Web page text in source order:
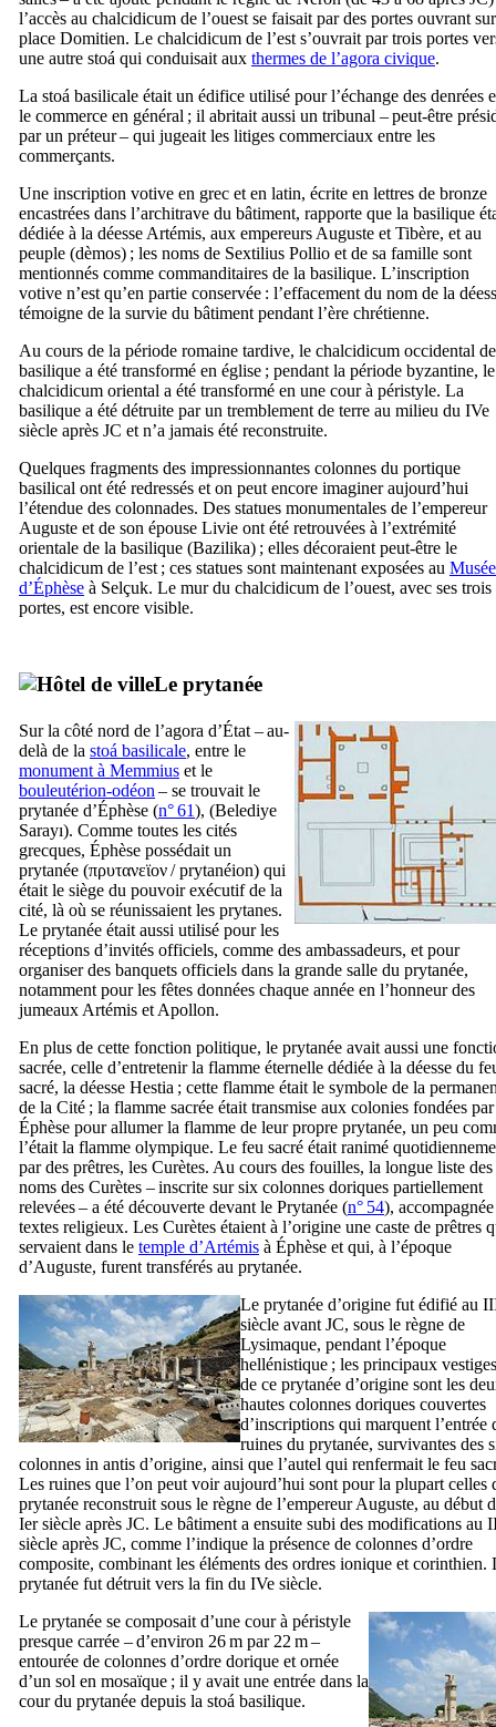
l’accès au chalcidicum de l’ouest se faisait par des portes ouvrant
place Domitien. Le chalcidicum de l’est s’ouvrait par trois portes
une autre stoá qui conduisait aux thermes de l’agora civique.
La stoá basilicale était un édifice utilisé pour l’échange des denrées
le commerce en général ; il abritait aussi un tribunal – peut-être
par un préteur – qui jugeait les litiges commerciaux entre les
commerçants.
Une inscription votive en grec et en latin, écrite en lettres de bronze
encastrées dans l’architrave du bâtiment, rapporte que la basilique
dédiée à la déesse Artémis, aux empereurs Auguste et Tibère, et au
peuple (dèmos) ; les noms de Sextilius Pollio et de sa famille sont
mentionnés comme commanditaires de la basilique. L’inscription
votive n’est qu’en partie conservée : l’effacement du nom de la
témoigne de la survie du bâtiment pendant l’ère chrétienne.
Au cours de la période romaine tardive, le chalcidicum occidental
basilique a été transformé en église ; pendant la période byzantine, le
chalcidicum oriental a été transformé en une cour à péristyle. La
basilique a été détruite par un tremblement de terre au milieu du IVe
siècle après JC et n’a jamais été reconstruite.
Quelques fragments des impressionnantes colonnes du portique
basilical ont été redressés et on peut encore imaginer aujourd’hui
l’étendue des colonnades. Des statues monumentales de l’empereur
Auguste et de son épouse Livie ont été retrouvées à l’extrémité
orientale de la basilique (Bazilika) ; elles décoraient peut-être le
chalcidicum de l’est ; ces statues sont maintenant exposées au Musée
d’Éphèse à Selçuk. Le mur du chalcidicum de l’ouest, avec ses trois
portes, est encore visible.
Le prytanée
Sur la côté nord de l’agora d’État – au-
delà de la stoá basilicale, entre le
monument à Memmius et le
bouleutérion-odéon – se trouvait le
prytanée d’Éphèse (n° 61), (Belediye
Sarayı). Comme toutes les cités
grecques, Éphèse possédait un
prytanée (πρυτανεϊον/prytanéion) qui
était le siège du pouvoir exécutif de la
cité, là où se réunissaient les prytanes.
Le prytanée était aussi utilisé pour les
réceptions d’invités officiels, comme des ambassadeurs, et pour
organiser des banquets officiels dans la grande salle du prytanée,
notamment pour les fêtes données chaque année en l’honneur des
jumeaux Artémis et Apollon.
En plus de cette fonction politique, le prytanée avait aussi une
sacrée, celle d’entretenir la flamme éternelle dédiée à la déesse du
sacré, la déesse Hestia ; cette flamme était le symbole de la
de la Cité ; la flamme sacrée était transmise aux colonies fondées par
Éphèse pour allumer la flamme de leur propre prytanée, un peu
l’était la flamme olympique. Le feu sacré était ranimé
par des prêtres, les Curètes. Au cours des fouilles, la longue liste des
noms des Curètes – inscrite sur six colonnes doriques partiellement
relevées – a été découverte devant le Prytanée (n° 54),
textes religieux. Les Curètes étaient à l’origine une caste de prêtres
servaient dans le temple d’Artémis à Éphèse et qui, à l’époque
d’Auguste, furent transférés au prytanée.
Le prytanée d’origine fut édifié au
siècle avant JC, sous le règne de
Lysimaque, pendant l’époque
hellénistique ; les principaux vestiges
de ce prytanée d’origine sont les
hautes colonnes doriques couvertes
d’inscriptions qui marquent l’entrée
ruines du prytanée, survivantes des
colonnes in antis d’origine, ainsi que l’autel qui renfermait le feu
Les ruines que l’on peut voir aujourd’hui sont pour la plupart celles
prytanée reconstruit sous le règne de l’empereur Auguste, au début
Iersiècle après JC. Le bâtiment a ensuite subi des modifications au
siècle après JC, comme l’indique la présence de colonnes d’ordre
composite, combinant les éléments des ordres ionique et corinthien.
prytanée fut détruit vers la fin du IVe siècle.
Le prytanée se composait d’une cour à péristyle
presque carrée – d’environ 26 m par 22 m –
entourée de colonnes d’ordre dorique et ornée
d’un sol en mosaïque ; il y avait une entrée dans la
cour du prytanée depuis la stoá basilique.